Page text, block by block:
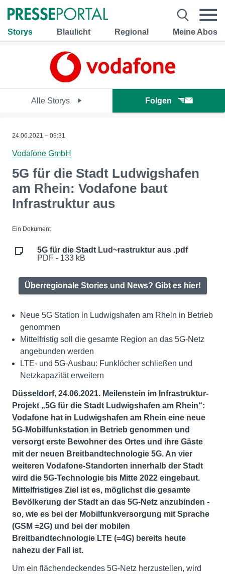
Storys Blaulicht Regional Meine Abos
Alle Storys Folgen
24.06.2021 – 09:31
Vodafone GmbH
5G für die Stadt Ludwigshafen
am Rhein: Vodafone baut
Infrastruktur aus
Ein Dokument
5G für die Stadt Lud~rastruktur aus .pdf
PDF - 133 kB
Überregionale Stories und News? Gibt es hier!
Neue 5G Station in Ludwigshafen am Rhein in Betrieb
genommen
Mittelfristig soll die gesamte Region an das 5G-Netz
angebunden werden
LTE- und 5G-Ausbau: Funklöcher schließen und
Netzkapazität erweitern
Düsseldorf, 24.06.2021. Meilenstein im Infrastruktur-
Projekt „5G für die Stadt Ludwigshafen am Rhein“:
Vodafone hat in Ludwigshafen am Rhein eine neue
5G-Mobilfunkstation in Betrieb genommen und
versorgt erste Bewohner des Ortes und ihre Gäste
mit der neuen Breitbandtechnologie 5G. An vier
weiteren Vodafone-Standorten innerhalb der Stadt
wird die 5G-Technologie bis Mitte 2022 eingebaut.
Mittelfristiges Ziel ist es, möglichst die gesamte
Bevölkerung der Stadt an das 5G-Netz anzubinden -
so, wie es bei der Mobilfunkversorgung mit Sprache
(GSM =2G) und bei der mobilen
Breitbandtechnologie LTE (=4G) bereits heute
nahezu der Fall ist.
Um ein flächendeckendes 5G-Netz herzustellen, wird